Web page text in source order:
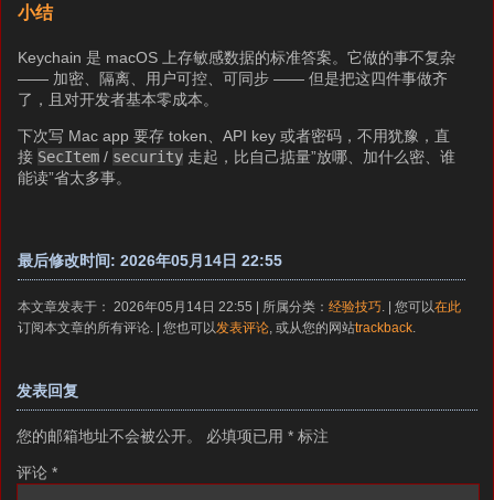
小结
Keychain 是 macOS 上存敏感数据的标准答案。它做的事不复杂
—— 加密、隔离、用户可控、可同步 —— 但是把这四件事做齐
了，且对开发者基本零成本。
下次写 Mac app 要存 token、API key 或者密码，不用犹豫，直
接 SecItem / security 走起，比自己掂量”放哪、加什么密、谁
能读”省太多事。
最后修改时间: 2026年05月14日 22:55
本文章发表于： 2026年05月14日 22:55 | 所属分类：经验技巧 . | 您可以在此
订阅本文章的所有评论. | 您也可以 发表评论 , 或从您的网站trackback
发表回复
您的邮箱地址不会被公开。 必填项已用 * 标注
评论 *